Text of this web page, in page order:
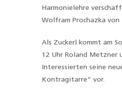
Harmonielehre
Wolfram Prochazka von
Als Zuckerl kommt am
12 Uhr Roland
Interessierten seine
Kontragitarre“ vor.